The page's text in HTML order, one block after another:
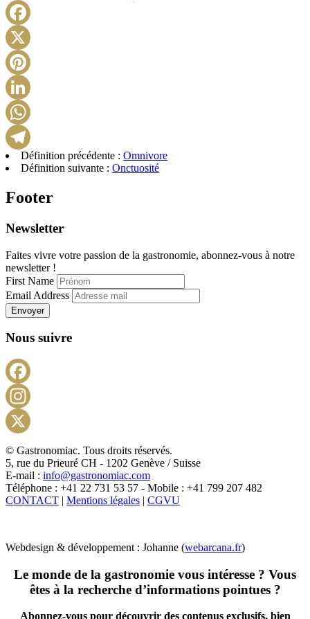
Telegram
Définition précédente : Omnivore
Définition suivante : Onctuosité
Footer
Newsletter
Faites vivre votre passion de la gastronomie, abonnez-vous à notre
newsletter !
First Name
Email Address
Envoyer
Nous suivre
X
© Gastronomiac. Tous droits réservés.
5, rue du Prieuré CH - 1202 Genève / Suisse
E-mail : info@gastronomiac.com
Téléphone : +41 22 731 53 57 - Mobile : +41 799 207 482
CONTACT | Mentions légales | CGVU
Webdesign & développement : Johanne (webarcana.fr)
Le monde de la gastronomie vous intéresse ? Vous
êtes à la recherche d’informations pointues ?
Abonnez-vous pour découvrir des contenus exclusifs, bien